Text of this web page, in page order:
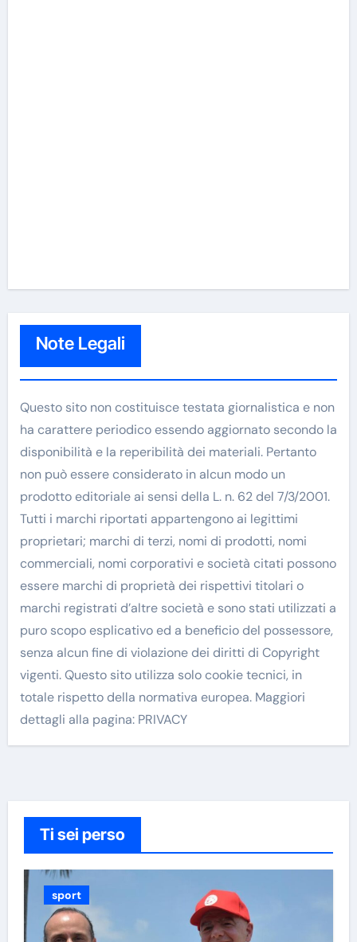
Note Legali
Questo sito non costituisce testata giornalistica e non
ha carattere periodico essendo aggiornato secondo la
disponibilità e la reperibilità dei materiali. Pertanto
non può essere considerato in alcun modo un
prodotto editoriale ai sensi della L. n. 62 del 7/3/2001.
Tutti i marchi riportati appartengono ai legittimi
proprietari; marchi di terzi, nomi di prodotti, nomi
commerciali, nomi corporativi e società citati possono
essere marchi di proprietà dei rispettivi titolari o
marchi registrati d’altre società e sono stati utilizzati a
puro scopo esplicativo ed a beneficio del possessore,
senza alcun fine di violazione dei diritti di Copyright
vigenti. Questo sito utilizza solo cookie tecnici, in
totale rispetto della normativa europea. Maggiori
dettagli alla pagina: PRIVACY
Ti sei perso
sport